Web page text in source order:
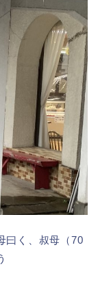
曰く、叔母（70